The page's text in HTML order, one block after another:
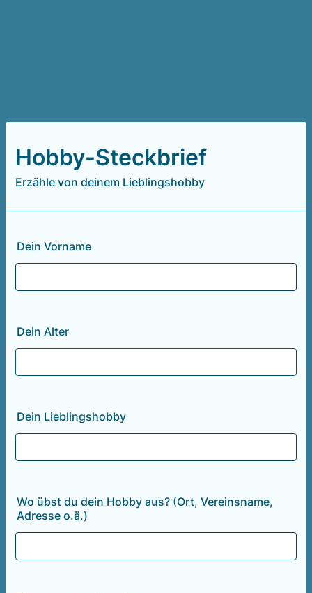
Hobby-Steckbrief
Erzähle von deinem Lieblingshobby
Dein Vorname
Dein Alter
Dein Lieblingshobby
Wo übst du dein Hobby aus? (Ort, Vereinsname,
Adresse o.ä.)